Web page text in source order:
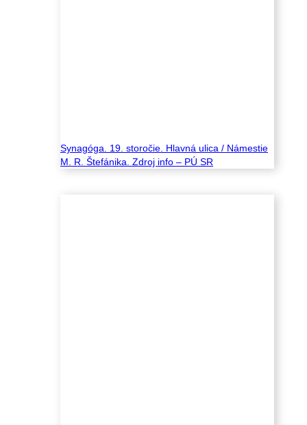
Synagóga. 19. storočie. Hlavná ulica / Námestie
M. R. Štefánika. Zdroj info – PÚ SR